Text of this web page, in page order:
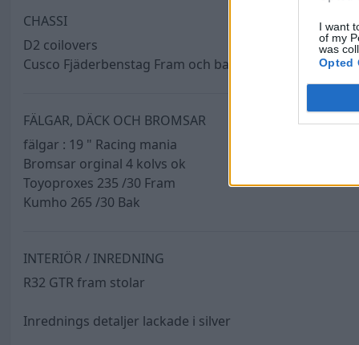
I want
of my
was
Opted
CHASSI
D2 coilovers
Cusco Fjäderbenstag Fram och bak
FÄLGAR, DÄCK OCH BROMSAR
fälgar : 19 " Racing mania
Bromsar orginal 4 kolvs ok
Toyoproxes 235 /30 Fram
Kumho 265 /30 Bak
INTERIÖR / INREDNING
R32 GTR fram stolar
Inrednings detaljer lackade i silver